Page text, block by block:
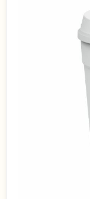
Made in
Bestsellers